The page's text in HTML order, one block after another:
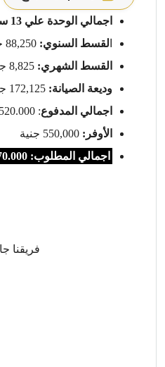
اجمالي الوحدة علي 13 سنة:
لقسط السنوي:
القسط الشهري:
وديعة الصيانة:
اجمالي المدفوع: 520.000 جنيه
الأوفر:
اجمالي المطلوب: 1.070.000 جنيه
فريقنا